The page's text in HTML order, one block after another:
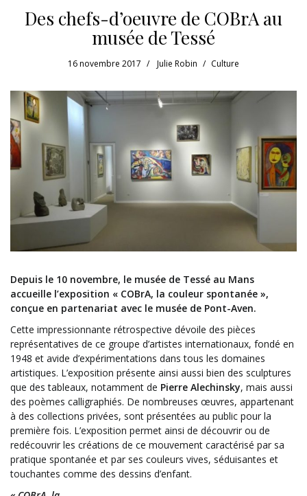
Des chefs-d’oeuvre de COBrA au
musée de Tessé
16 novembre 2017 Julie Robin Culture
Depuis le 10 novembre, le musée de Tessé au Mans
accueille l’exposition « COBrA, la couleur spontanée »,
conçue en partenariat avec le musée de Pont-Aven.
Cette impressionnante rétrospective dévoile des pièces
représentatives de ce groupe d’artistes internationaux, fondé en
1948 et avide d’expérimentations dans tous les domaines
artistiques. L’exposition présente ainsi aussi bien des sculptures
que des tableaux, notamment de Pierre Alechinsky, mais aussi
des poèmes calligraphiés. De nombreuses œuvres, appartenant
à des collections privées, sont présentées au public pour la
première fois. L’exposition permet ainsi de découvrir ou de
redécouvrir les créations de ce mouvement caractérisé par sa
pratique spontanée et par ses couleurs vives, séduisantes et
touchantes comme des dessins d’enfant.